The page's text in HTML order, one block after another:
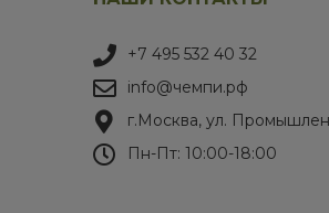
+7 495 532 40 32
info@чемпи.рф
г.Москва, ул.
Пн-Пт: 10:00-18:00